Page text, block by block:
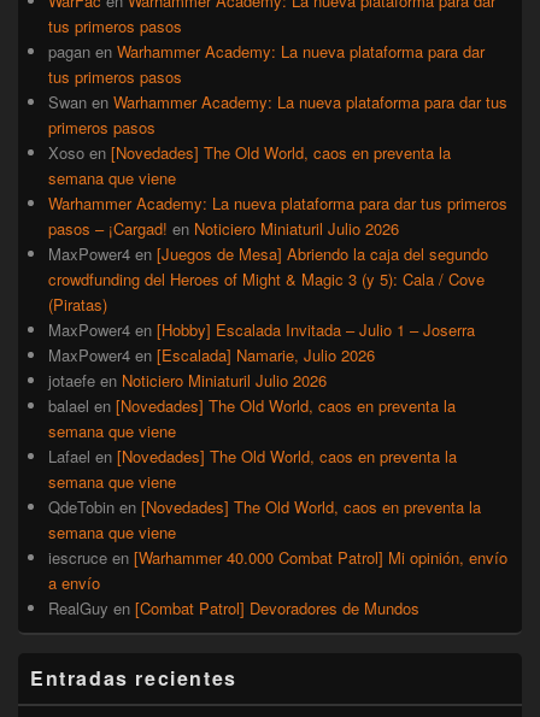
tus primeros pasos
pagan en Warhammer Academy: La nueva plataforma para dar
tus primeros pasos
Swan en Warhammer Academy: La nueva plataforma para dar tus
primeros pasos
Xoso en [Novedades] The Old World, caos en preventa la
semana que viene
Warhammer Academy: La nueva plataforma para dar tus primeros
pasos – ¡Cargad! en Noticiero Miniaturil Julio 2026
MaxPower4 en [Juegos de Mesa] Abriendo la caja del segundo
crowdfunding del Heroes of Might & Magic 3 (y 5): Cala / Cove
(Piratas)
MaxPower4 en [Hobby] Escalada Invitada – Julio 1 – Joserra
MaxPower4 en [Escalada] Namarie, Julio 2026
jotaefe en Noticiero Miniaturil Julio 2026
balael en [Novedades] The Old World, caos en preventa la
semana que viene
Lafael en [Novedades] The Old World, caos en preventa la
semana que viene
QdeTobin en [Novedades] The Old World, caos en preventa la
semana que viene
iescruce en [Warhammer 40.000 Combat Patrol] Mi opinión, envío
a envío
RealGuy en [Combat Patrol] Devoradores de Mundos
Entradas recientes